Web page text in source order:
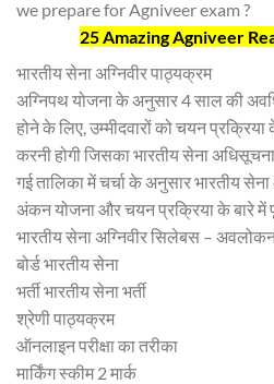
we prepare for Agniveer exam ?
25 Amazing Agniveer
भारतीय सेना अग्निवीर पाठ्यक्रम
अग्निपथ योजना के अनुसार 4 साल की
होने के लिए, उम्मीदवारों को चयन
करनी होगी जिसका भारतीय सेना
गई तालिका में चर्चा के अनुसार भारतीय सेना
अंकन योजना और चयन प्रक्रिया के बारे में
भारतीय सेना अग्निवीर सिलेबस –
बोर्ड भारतीय सेना
भर्ती भारतीय सेना भर्ती
श्रेणी पाठ्यक्रम
ऑनलाइन परीक्षा का तरीका
मार्किंग स्कीम 2 मार्क